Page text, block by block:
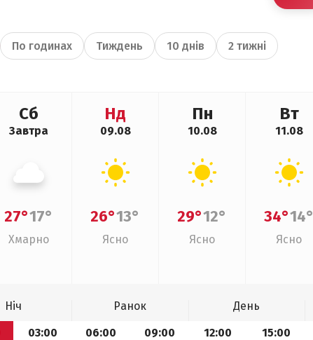
По годинах Тиждень 10 днів 2 тижні
Сб
Завтра
27°17°
Хмарно
Нд
09.08
26°13°
Ясно
Пн
10.08
29°12°
Ясно
Вт
11.08
34°14°
Ясно
Ніч Ранок День
03:00 06:00 09:00 12:00 15:00